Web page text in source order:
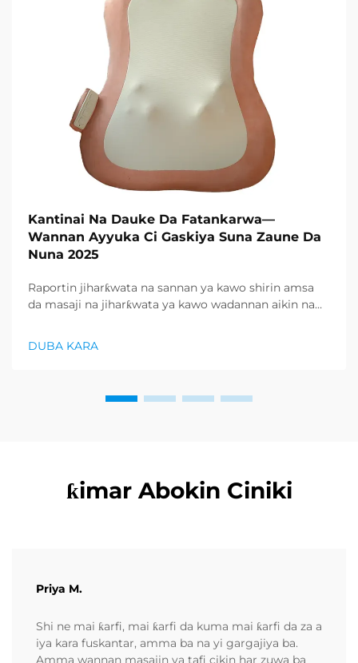
Kantinai Na Dauke Da Fatankarwa—
Wannan Ayyuka Ci Gaskiya Suna Zaune Da
Nuna 2025
Raportin jiharƙwata na sannan ya kawo shirin amsa
da masaji na jiharƙwata ya kawo wadannan aikin na
products ya zo. Distributors suka fara takadda ...
DUBA KARA
ƙimar Abokin Ciniki
Priya M.
Shi ne mai ƙarfi, mai ƙarfi da kuma mai ƙarfi da za a
iya kara fuskantar, amma ba na yi gargajiya ba.
Amma wannan masajin ya tafi cikin har zuwa ba